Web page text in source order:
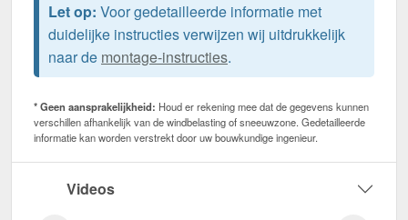
Let op: Voor gedetailleerde informatie met
duidelijke instructies verwijzen wij uitdrukkelijk
naar de montage-instructies.
* Geen aansprakelijkheid: Houd er rekening mee dat de gegevens kunnen
verschillen afhankelijk van de windbelasting of sneeuwzone. Gedetailleerde
informatie kan worden verstrekt door uw bouwkundige ingenieur.
Videos